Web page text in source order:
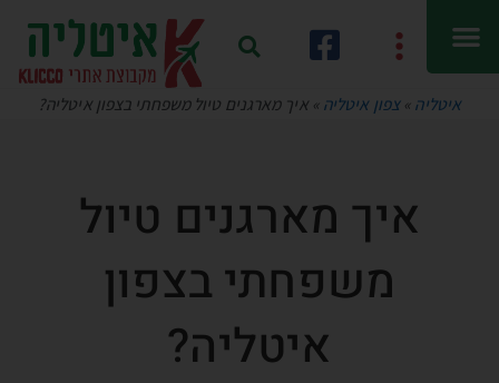
איטליה »צפון איטליה »איך מארגנים טיול משפחתי בצפון איטליה?
איך מארגנים טיול
משפחתי בצפון
איטליה?